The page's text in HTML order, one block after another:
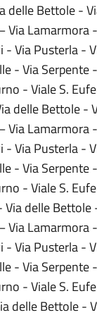
delle Bettole -
Via
Via Pusterla -
- Via Serpente
- Viale S.
delle Bettole -
Via
Via Pusterla -
- Via Serpente
- Viale S.
delle
Via
Via Pusterla -
- Via Serpente
- Viale S.
delle Bettole -